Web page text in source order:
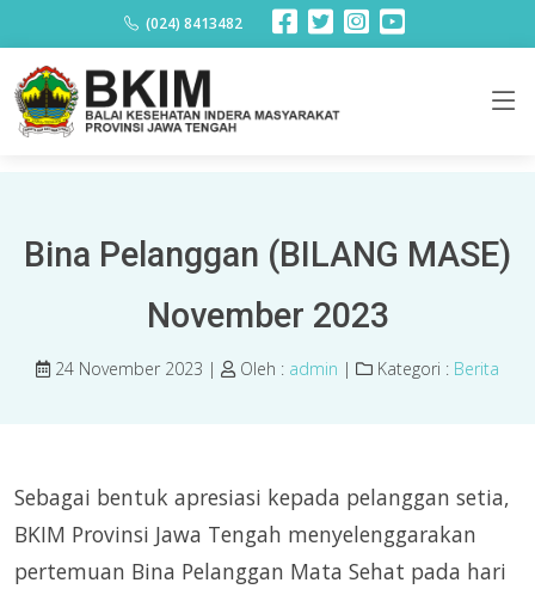
(024) 8413482
Bina Pelanggan (BILANG MASE)
November 2023
24 November 2023 | Oleh : admin | Kategori : Berita
Sebagai bentuk apresiasi kepada pelanggan setia,
BKIM Provinsi Jawa Tengah menyelenggarakan
pertemuan Bina Pelanggan Mata Sehat pada hari